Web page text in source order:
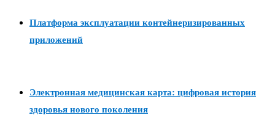
Платформа эксплуатации контейнеризированных
приложений
Электронная медицинская карта: цифровая история
здоровья нового поколения